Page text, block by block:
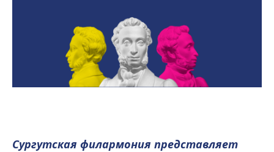
Сургутская филармония представляет